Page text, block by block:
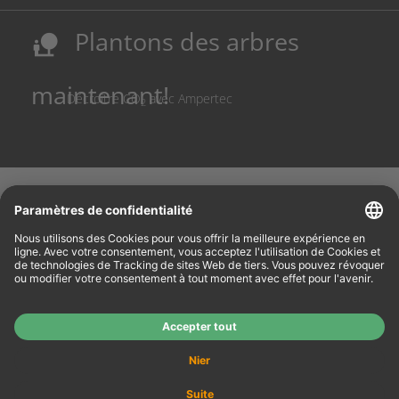
Réduction des coûts et conservation des ressources
nature_people
Plantons des arbres
maintenant!
Décroître CO2avec Ampertec
Rendez-vous sur notre site